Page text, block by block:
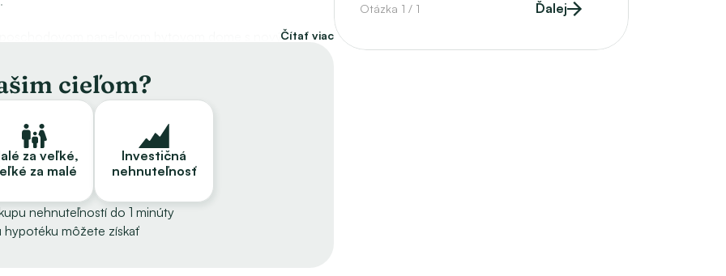
panelovom bytovom dome s novým
41,76 EUR.
rodinami.
Čítať viac
cieľom?
za veľké,
za malé
Investičná
nehnuteľnosť
nehnuteľností do 1 minúty
hypotéku môžete získať
Otázka 1 / 1 Ďalej